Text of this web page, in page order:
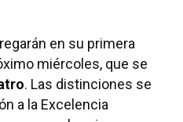
en su primera
miércoles, que se
. Las distinciones se
a la Excelencia